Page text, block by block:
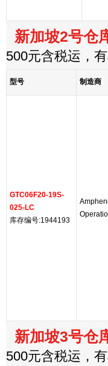
新加坡2号仓
500元含税运，
型号 制造商
GTC06F20-19S-
025-LC
库存编号:1944193
新加坡3号仓
500元含税运，